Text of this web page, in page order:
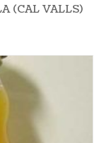
(CAL VALLS)